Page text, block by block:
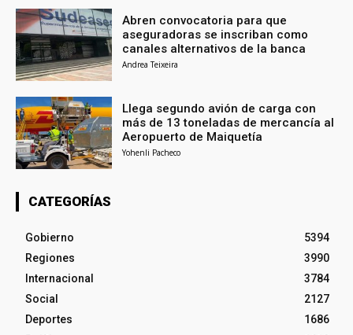
Abren convocatoria para que
aseguradoras se inscriban como
canales alternativos de la banca
Andrea Teixeira
Llega segundo avión de carga con
más de 13 toneladas de mercancía al
Aeropuerto de Maiquetía
Yohenli Pacheco
CATEGORÍAS
Gobierno
5394
Regiones
3990
Internacional
3784
Social
2127
Deportes
1686